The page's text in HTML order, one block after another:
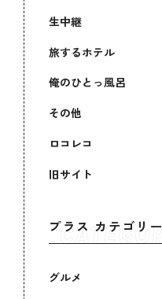
生中継
旅するホテル
俺のひとっ風呂
その他
ロコレコ
旧サイト
プラス カテゴリー
グルメ